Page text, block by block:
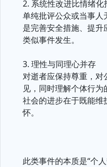
2. 系统性改进比情绪化
单纯批评公众或当事人
是完善安全措施、提
类似事件发生。
3. 理性与同理心并存
对逝者应保持尊重，
见，同时理解个体行为
社会的进步在于既能维
怀。
此类事件的本质是“个